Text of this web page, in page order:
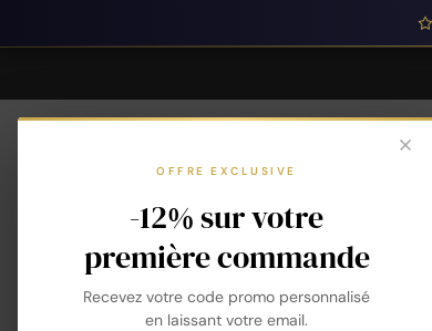
OFFRE EXCLUSIVE
-12% sur votre
première commande
Recevez votre code promo personnalisé
en laissant votre email.